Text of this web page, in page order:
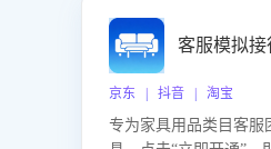
客服模拟接
京东 | 抖音 | 淘宝
专为家具用品类目客服